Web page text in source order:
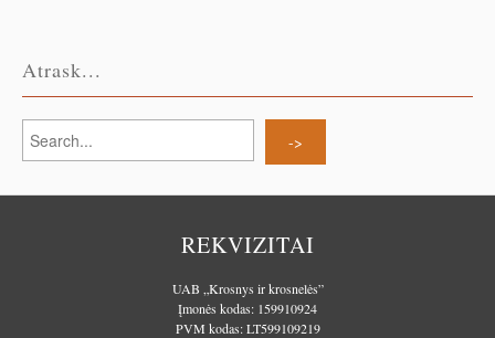
Atrask...
REKVIZITAI
UAB „Krosnys ir krosnelės”
Įmonės kodas: 159910924
PVM kodas: LT599109219